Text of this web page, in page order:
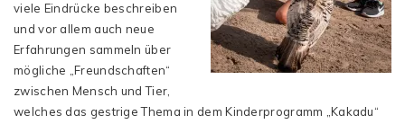
viele Eindrücke beschreiben
und vor allem auch neue
Erfahrungen sammeln über
mögliche „Freundschaften“
zwischen Mensch und Tier,
welches das gestrige Thema in dem Kinderprogramm „Kakadu“